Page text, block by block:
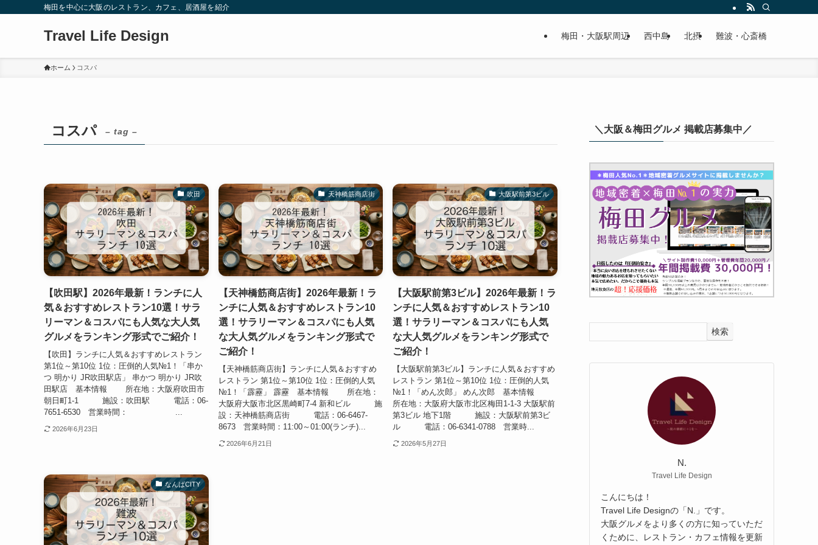
梅田を中心に大阪のレストラン、カフェ、居酒屋を紹介
Travel Life Design 梅田・大阪駅周辺 西中島 北摂 難波・心斎橋
ホーム コスパ
コスパ – tag –
吹田
【吹田駅】2026年最新！ランチに人
気＆おすすめレストラン10選！サラ
リーマン＆コスパにも人気な大人気
グルメをランキング形式でご紹介！
【吹田】ランチに人気＆おすすめレストラン
第1位～第10位 1位：圧倒的人気№1！「串か
つ 明かり JR吹田駅店」 串かつ 明かり JR吹
田駅店 基本情報 所在地：大阪府吹田市
朝日町1-1 施設：吹田駅 電話：06-
7651-6530 営業時間： ...
2026年6月23日
天神橋筋商店街
【天神橋筋商店街】2026年最新！ラ
ンチに人気＆おすすめレストラン10
選！サラリーマン＆コスパにも人気
な大人気グルメをランキング形式で
ご紹介！
【天神橋筋商店街】ランチに人気＆おすすめ
レストラン 第1位～第10位 1位：圧倒的人気
№1！「霹靂」 霹靂 基本情報 所在地：
大阪府大阪市北区黒崎町7-4 新和ビル 施
設：天神橋筋商店街 電話：06-6467-
8673 営業時間：11:00～01:00(ランチ)...
2026年6月21日
大阪駅前第3ビル
【大阪駅前第3ビル】2026年最新！ラ
ンチに人気＆おすすめレストラン10
選！サラリーマン＆コスパにも人気
な大人気グルメをランキング形式で
ご紹介！
【大阪駅前第3ビル】ランチに人気＆おすすめ
レストラン 第1位～第10位 1位：圧倒的人気
№1！「めん次郎」 めん次郎 基本情報
所在地：大阪府大阪市北区梅田1-1-3 大阪駅前
第3ビル 地下1階 施設：大阪駅前第3ビ
ル 電話：06-6341-0788 営業時...
2026年5月27日
なんばCITY
＼大阪＆梅田グルメ 掲載店募集中／
検索
N.
Travel Life Design
こんにちは！
Travel Life Designの「N.」です。
大阪グルメをより多くの方に知っていただ
くために、レストラン・カフェ情報を更新